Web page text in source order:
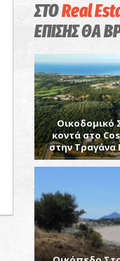
ΣΤΟReal
ΕΠΙΣΗΣ ΘΑ
Οικοδομικό
κοντά στο
στην Τραγάνα